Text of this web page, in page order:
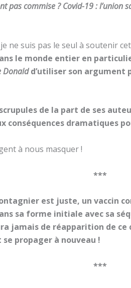
pas commise ? Covid-19 : l’union
ne suis pas le seul à soutenir
le monde entier en
Donaldd’utiliser son argument
de la part de ses
conséquences dramatiques
à nous masquer !
***
est juste, un vaccin
sa forme initiale avec sa
jamais de réapparition de
propager à nouveau !
***